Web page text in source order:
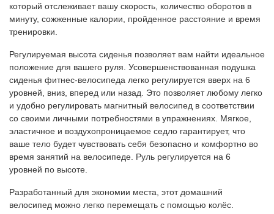
который отслеживает вашу скорость, количество оборотов в
минуту, сожженные калории, пройденное расстояние и время
тренировки.
Регулируемая высота сиденья позволяет вам найти идеальное
положение для вашего руля. Усовершенствованная подушка
сиденья фитнес-велосипеда легко регулируется вверх на 6
уровней, вниз, вперед или назад. Это позволяет любому легко
и удобно регулировать магнитный велосипед в соответствии
со своими личными потребностями в упражнениях. Мягкое,
эластичное и воздухопроницаемое седло гарантирует, что
ваше тело будет чувствовать себя безопасно и комфортно во
время занятий на велосипеде. Руль регулируется на 6
уровней по высоте.
Разработанный для экономии места, этот домашний
велосипед можно легко перемещать с помощью колёс.